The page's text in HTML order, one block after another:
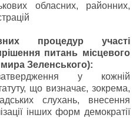
обласних, районних,
процедур участі
питань місцевого
Зеленського):
у кожній
що визначає, зокрема,
слухань, внесення
інших форм демократії